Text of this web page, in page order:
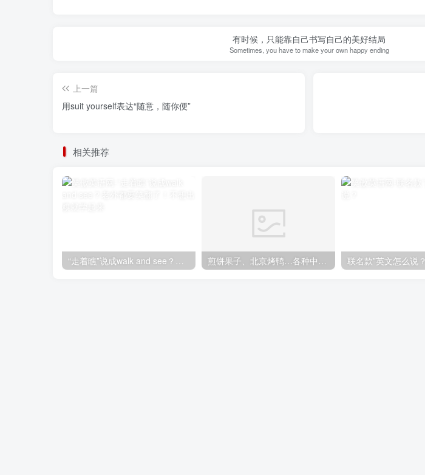
有时候，只能靠自己书写自己的美好结局
Sometimes, you have to make your own happy ending
上一篇
用suit yourself表达“随意，随你便”
相关推荐
煎饼果子、北京烤鸭…各种中国特色美食英语怎么说 联名款”英文怎么说？